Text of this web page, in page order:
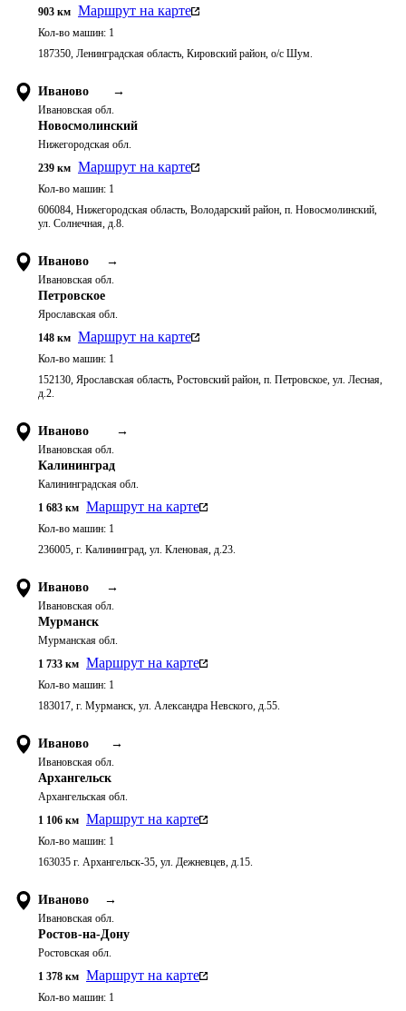
903 км Маршрут на карте
Кол-во машин: 1
187350, Ленинградская область, Кировский район, о/с Шум.
Иваново →
Ивановская обл.
Новосмолинский
Нижегородская обл.
239 км Маршрут на карте
Кол-во машин: 1
606084, Нижегородская область, Володарский район, п. Новосмолинский,
ул. Солнечная, д.8.
Иваново →
Ивановская обл.
Петровское
Ярославская обл.
148 км Маршрут на карте
Кол-во машин: 1
152130, Ярославская область, Ростовский район, п. Петровское, ул. Лесная,
д.2.
Иваново →
Ивановская обл.
Калининград
Калининградская обл.
1 683 км Маршрут на карте
Кол-во машин: 1
236005, г. Калининград, ул. Кленовая, д.23.
Иваново →
Ивановская обл.
Мурманск
Мурманская обл.
1 733 км Маршрут на карте
Кол-во машин: 1
183017, г. Мурманск, ул. Александра Невского, д.55.
Иваново →
Ивановская обл.
Архангельск
Архангельская обл.
1 106 км Маршрут на карте
Кол-во машин: 1
163035 г. Архангельск-35, ул. Дежневцев, д.15.
Иваново →
Ивановская обл.
Ростов-на-Дону
Ростовская обл.
1 378 км Маршрут на карте
Кол-во машин: 1